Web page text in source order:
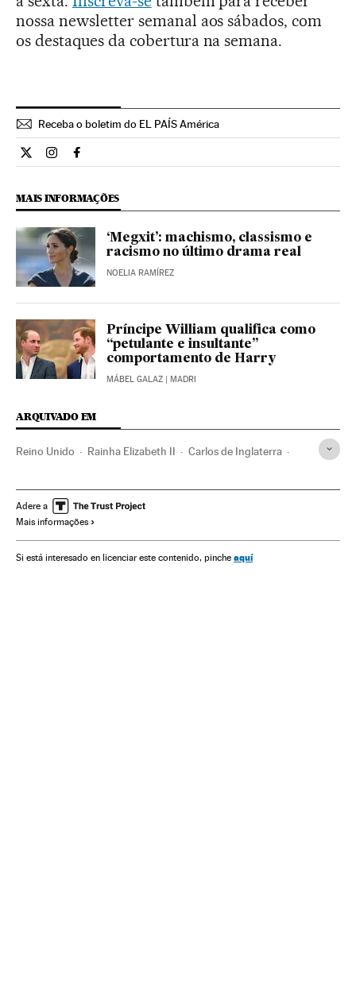
nossa newsletter semanal aos sábados, com
os destaques da cobertura na semana.
Receba o boletim do EL PAÍS América
Internacional El País Brasil en Twitter
Internacional El País Brasil en Instagram
Internacional El País Brasil en Facebook
MAIS INFORMAÇÕES
‘Megxit’: machismo, classismo e
racismo no último drama real
NOELIA RAMÍREZ
Príncipe William qualifica como
“petulante e insultante”
comportamento de Harry
MÁBEL GALAZ | MADRI
ARQUIVADO EM
Reino Unido Rainha Elizabeth II Carlos de Inglaterra
Racismo Familia Real Monarquia
Archie Harrison Mountbatten-Windsor
Adere a
Mais informações
Si está interesado en licenciar este contenido, pinche aquí